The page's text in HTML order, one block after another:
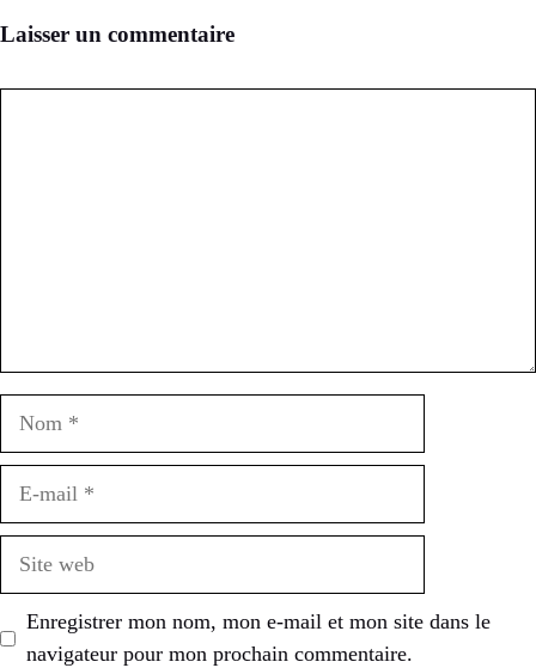
Laisser un commentaire
Enregistrer mon nom, mon e-mail et mon site dans le
navigateur pour mon prochain commentaire.